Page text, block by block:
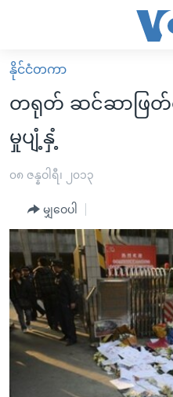
လွယ်ကူ
စေ
သည့်
Link
များ
အကြောင်းအရာ
သို့
ကျော်
ရန်
ပင်မ
မူလစာမျက်နှာ
မြန်မာ
ကမ္ဘာ့သတင်းများ
နိုင်ငံတကာ
အစ္စရေး-ပါလက်စတိုင်း
ရပ်ဝန်းတခု လမ်းတခု အလွန်
အင်္ဂလိပ်စာလေ့လာမယ်
အမေရိကန်သုံးအီဒီယံ
မကြေးမုံရဲ့ အင်္ဂလိပ်စာ
ရုပ်ရှင်ထဲက အင်္ဂလိပ်စာ
သုတပဒေသာ အင်္ဂလိပ်စာ
အပတ်စဉ်ကဏ္ဍများ
ရေဒီယို
တီဗွီ
ရေဒီယိုနှင့်ရုပ်သံ အချက်အလက်
ရေဒီယို/တီဗွီအစီအစဉ်
Learning English
နိုင်ငံတကာ
တရုတ် ဆင်ဆာဖြတ်တ
မှုပျံ့နှံ့
၀၈ ဇန္နဝါရီ၊ ၂၀၁၃
မျှဝေပါ